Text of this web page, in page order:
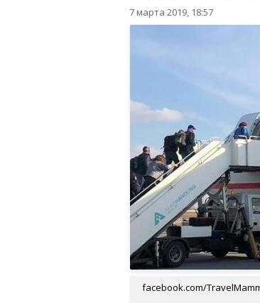
7 марта 2019, 18:57
facebook.com/